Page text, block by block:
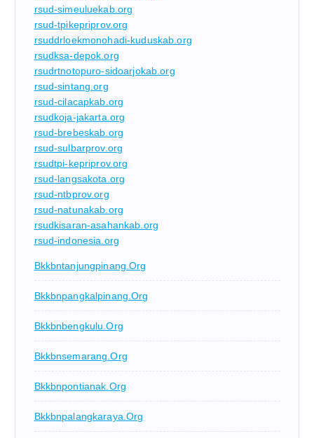
rsud-simeuluekab.org
rsud-tpikepriprov.org
rsuddrloekmonohadi-kuduskab.org
rsudksa-depok.org
rsudrtnotopuro-sidoarjokab.org
rsud-sintang.org
rsud-cilacapkab.org
rsudkoja-jakarta.org
rsud-brebeskab.org
rsud-sulbarprov.org
rsudtpi-kepriprov.org
rsud-langsakota.org
rsud-ntbprov.org
rsud-natunakab.org
rsudkisaran-asahankab.org
rsud-indonesia.org
Bkkbntanjungpinang.org
Bkkbnpangkalpinang.org
Bkkbnbengkulu.org
Bkkbnsemarang.org
Bkkbnpontianak.org
Bkkbnpalangkaraya.org